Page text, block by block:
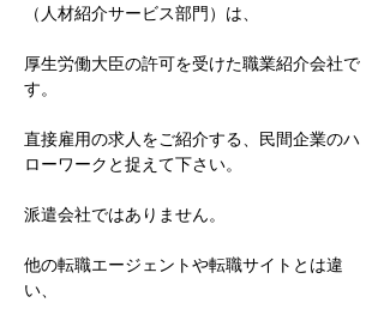
（人材紹介サービス部門）は、
厚生労働大臣の許可を受けた職業紹介会社で
す。
直接雇用の求人をご紹介する、民間企業のハ
ローワークと捉えて下さい。
派遣会社ではありません。
他の転職エージェントや転職サイトとは違
い、